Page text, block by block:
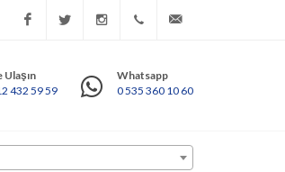
Bilgileri
Ulaşın
432 59 59
Whatsapp
0 535 360 10 60